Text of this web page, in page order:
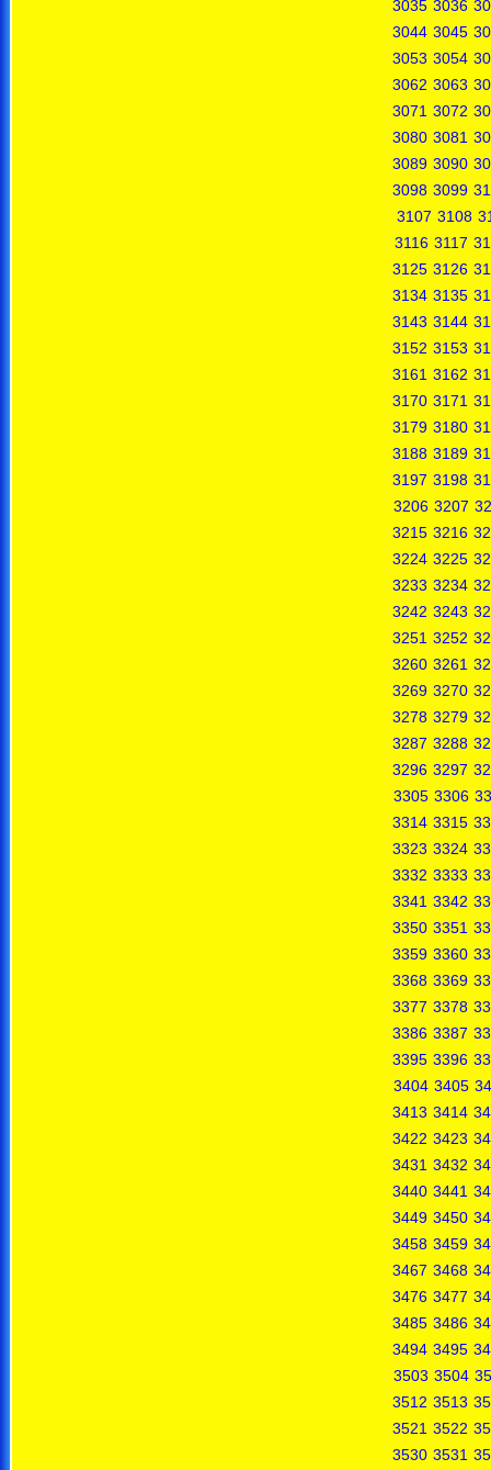
3035 3036
3044 3045
3053 3054
3062 3063
3071 3072
3080 3081
3089 3090
3098 3099
3107 3108
3116 3117
3125 3126
3134 3135
3143 3144
3152 3153
3161 3162
3170 3171
3179 3180
3188 3189
3197 3198
3206 3207
3215 3216
3224 3225
3233 3234
3242 3243
3251 3252
3260 3261
3269 3270
3278 3279
3287 3288
3296 3297
3305 3306
3314 3315
3323 3324
3332 3333
3341 3342
3350 3351
3359 3360
3368 3369
3377 3378
3386 3387
3395 3396
3404 3405
3413 3414
3422 3423
3431 3432
3440 3441
3449 3450
3458 3459
3467 3468
3476 3477
3485 3486
3494 3495
3503 3504
3512 3513
3521 3522
3530 3531